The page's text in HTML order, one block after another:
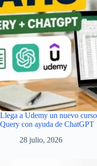
Llega a Udemy un nuevo
Query con ayuda de ChatGPT
28 julio, 2026